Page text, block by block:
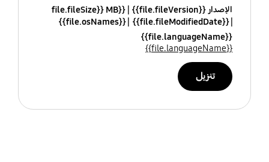
الإصدار {{file.fileVersion}}
{{file.fileSize}} MB
{{file.fileModifiedDate}}
{{file.osNames}}
{{file.languageName}}
{{file.languageName}}
تنزيل